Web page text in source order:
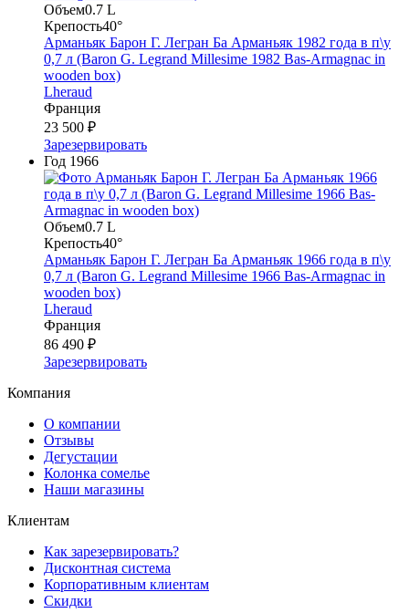
Объем0.7 L
Крепость40°
Арманьяк Барон Г. Легран Ба Арманьяк 1982 года в п\у
0,7 л (Baron G. Legrand Millesime 1982 Bas-Armagnac in
wooden box)
Lheraud
Франция
23 500 ₽
Зарезервировать
Год 1966
Объем0.7 L
Крепость40°
Арманьяк Барон Г. Легран Ба Арманьяк 1966 года в п\у
0,7 л (Baron G. Legrand Millesime 1966 Bas-Armagnac in
wooden box)
Lheraud
Франция
86 490 ₽
Зарезервировать
Компания
О компании
Отзывы
Дегустации
Колонка сомелье
Наши магазины
Клиентам
Как зарезервировать?
Дисконтная система
Корпоративным клиентам
Скидки